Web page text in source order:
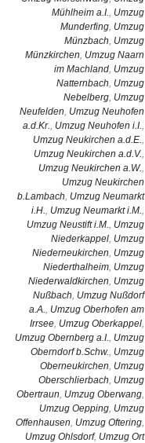
Mühlheim a.I., Umzug
Munderfing, Umzug
Münzbach, Umzug
Münzkirchen, Umzug Naarn
im Machland, Umzug
Natternbach, Umzug
Nebelberg, Umzug
Neufelden, Umzug Neuhofen
a.d.Kr., Umzug Neuhofen i.I.,
Umzug Neukirchen a.d.E.,
Umzug Neukirchen a.d.V.,
Umzug Neukirchen a.W.,
Umzug Neukirchen
b.Lambach, Umzug Neumarkt
i.H., Umzug Neumarkt i.M.,
Umzug Neustift i.M., Umzug
Niederkappel, Umzug
Niederneukirchen, Umzug
Niederthalheim, Umzug
Niederwaldkirchen, Umzug
Nußbach, Umzug Nußdorf
a.A., Umzug Oberhofen am
Irrsee, Umzug Oberkappel,
Umzug Obernberg a.I., Umzug
Oberndorf b.Schw., Umzug
Oberneukirchen, Umzug
Oberschlierbach, Umzug
Obertraun, Umzug Oberwang,
Umzug Oepping, Umzug
Offenhausen, Umzug Oftering,
Umzug Ohlsdorf, Umzug Ort